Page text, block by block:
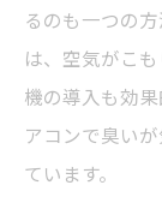
るのも一つの
は、空気がこ
機の導入も効
アコンで臭い
ています。